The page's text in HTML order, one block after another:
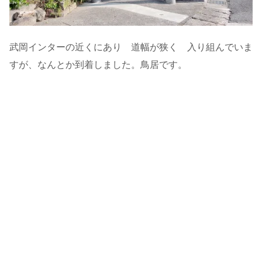
武岡インターの近くにあり 道幅が狭く 入り組んでいま
すが、なんとか到着しました。鳥居です。